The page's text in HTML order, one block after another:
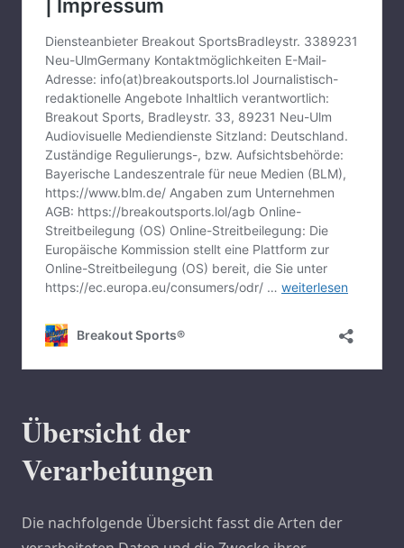
Übersicht der
Verarbeitungen
Die nachfolgende Übersicht fasst die Arten der